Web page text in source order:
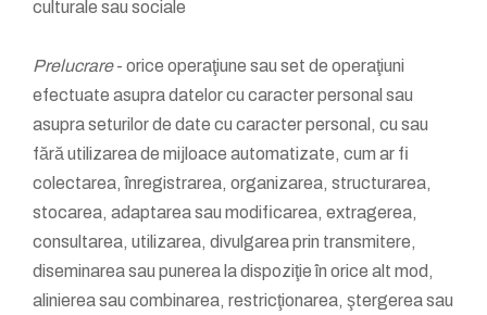
culturale sau sociale
Prelucrare- orice operaţiune sau set de operaţiuni
efectuate asupra datelor cu caracter personal sau
asupra seturilor de date cu caracter personal, cu sau
fără utilizarea de mijloace automatizate, cum ar fi
colectarea, înregistrarea, organizarea, structurarea,
stocarea, adaptarea sau modificarea, extragerea,
consultarea, utilizarea, divulgarea prin transmitere,
diseminarea sau punerea la dispoziţie în orice alt mod,
alinierea sau combinarea, restricţionarea, ştergerea sau